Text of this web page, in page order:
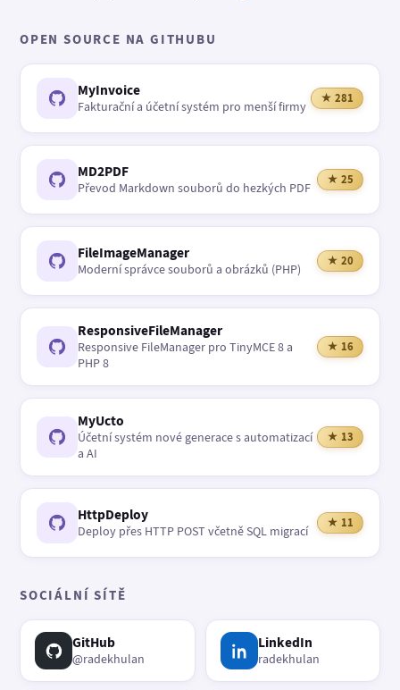
OPEN SOURCE NA GITHUBU
MyInvoice
Fakturační a účetní systém pro menší firmy
★ 281
MD2PDF
Převod Markdown souborů do hezkých PDF
★ 25
FileImageManager
Moderní správce souborů a obrázků (PHP)
★ 20
ResponsiveFileManager
Responsive FileManager pro TinyMCE 8 a
PHP 8
★ 16
MyUcto
Účetní systém nové generace s automatizací
a AI
★ 13
HttpDeploy
Deploy přes HTTP POST včetně SQL migrací
★ 11
SOCIÁLNÍ SÍTĚ
GitHub
@radekhulan
LinkedIn
radekhulan